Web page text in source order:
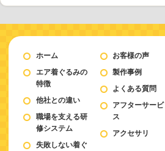
ホーム
エア着ぐるみの
特徴
他社との違い
職場を支える研
修システム
失敗しない着ぐ
お客様の声
製作事例
よくある質問
アフターサービ
ス
アクセサリ